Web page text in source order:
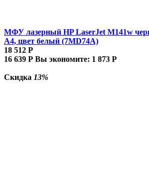
МФУ лазерный HP LaserJet M141w
A4, цвет белый (7MD74A)
18 512 Р
16 639 Р Вы экономите: 1 873 Р
Скидка 13%